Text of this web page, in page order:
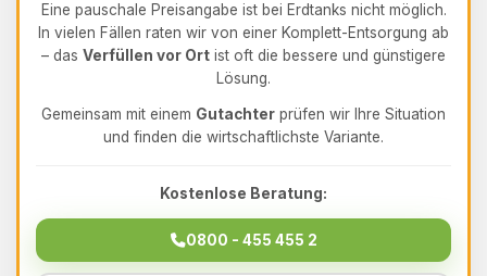
Eine pauschale Preisangabe ist bei Erdtanks nicht möglich.
In vielen Fällen raten wir von einer Komplett-Entsorgung ab
– das Verfüllen vor Ort ist oft die bessere und günstigere
Lösung.
Gemeinsam mit einem Gutachter prüfen wir Ihre Situation
und finden die wirtschaftlichste Variante.
Kostenlose Beratung:
0800 - 455 455 2